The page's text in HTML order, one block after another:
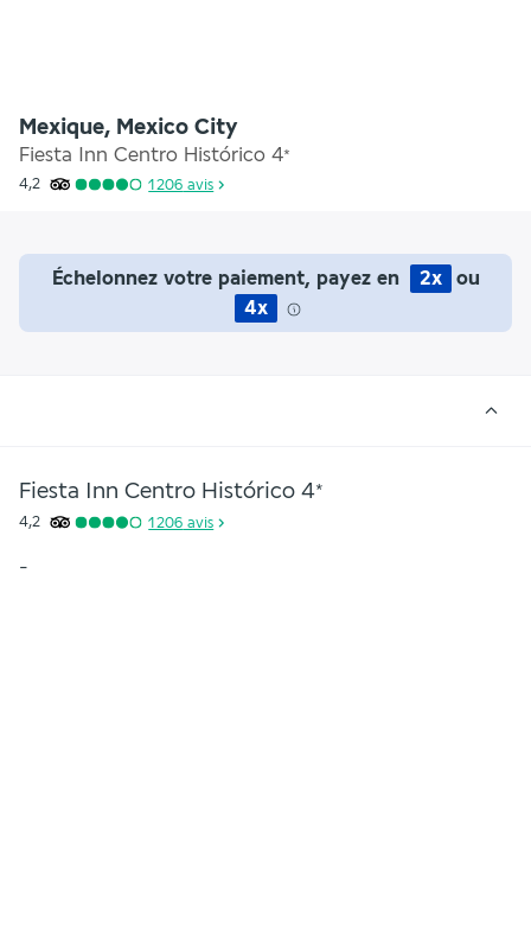
Mexique, Mexico City
Fiesta Inn Centro Histórico 4*
4,2 1 206 avis
Échelonnez votre paiement, payez en 2x
ou
4x
Fiesta Inn Centro Histórico 4*
4,2 1 206 avis
-